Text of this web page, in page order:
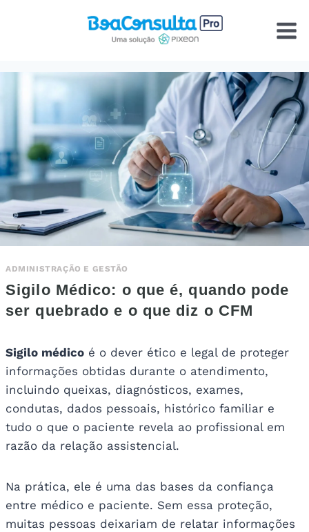
ADMINISTRAÇÃO E GESTÃO
Sigilo Médico: o que é, quando pode
ser quebrado e o que diz o CFM
Sigilo médico é o dever ético e legal de proteger
informações obtidas durante o atendimento,
incluindo queixas, diagnósticos, exames,
condutas, dados pessoais, histórico familiar e
tudo o que o paciente revela ao profissional em
razão da relação assistencial.
Na prática, ele é uma das bases da confiança
entre médico e paciente. Sem essa proteção,
muitas pessoas deixariam de relatar informações